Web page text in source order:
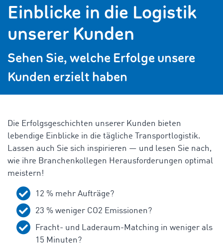
Einblicke in die Logistik
unserer Kunden
Sehen Sie, welche Erfolge unsere
Kunden erzielt haben
Die Erfolgsgeschichten unserer Kunden bieten
lebendige Einblicke in die tägliche Transportlogistik.
Lassen auch Sie sich inspirieren — und lesen Sie nach,
wie ihre Branchenkollegen Herausforderungen optimal
meistern!
12 % mehr Aufträge?
23 % weniger CO2 Emissionen?
Fracht- und Laderaum-Matching in weniger als
15 Minuten?